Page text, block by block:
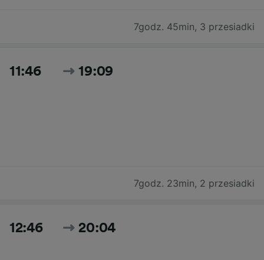
7godz. 45min, 3 przesiadki
11:46 19:09
7godz. 23min, 2 przesiadki
12:46 20:04